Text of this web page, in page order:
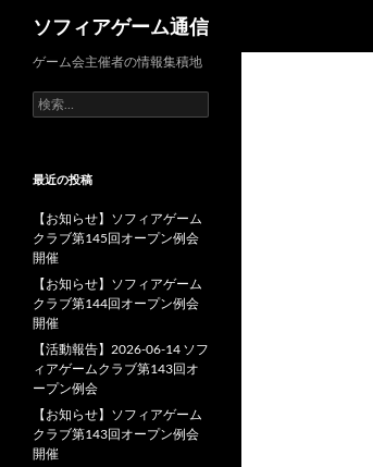
ソフィアゲーム通信
ゲーム会主催者の情報集積地
検
索:
最近の投稿
【お知らせ】ソフィアゲーム
クラブ第145回オープン例会
開催
【お知らせ】ソフィアゲーム
クラブ第144回オープン例会
開催
【活動報告】2026-06-14 ソフ
ィアゲームクラブ第143回オ
ープン例会
【お知らせ】ソフィアゲーム
クラブ第143回オープン例会
開催